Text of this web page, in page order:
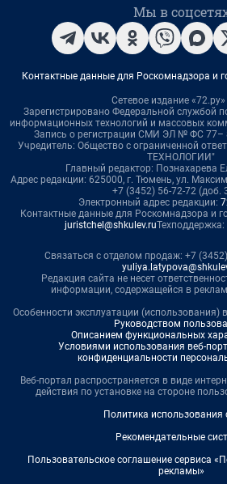
Мы в
Контактные данные для Роскомнадзора и
Сетевое издание
Зарегистрировано Федеральной службой
информационных технологий и массовых
Запись о регистрации СМИ ЭЛ № ФС 77–
Учредитель: Общество с ограниченной
ТЕХНОЛОГИИ"
Главный редактор: Познахарева
Адрес редакции: 625000, г. Тюмень, ул.
+7 (3452) 56-72-72 (доб.
Электронный адрес редакции:
Контактные данные для Роскомнадзора и
juristchel@shkulev.ruТехподдержка:
Связаться с отделом продаж: +7
Редакция сайта не несет
информации, содержащейся в
Особенности эксплуатации (использования)
Руководством
Описанием функциональных
Условиями использования веб-
конфиденциальности
Веб-портал распространяется в виде
действия по установке на стороне
Политика использования
Рекомендательные
Пользовательское соглашение сервиса
рекламы»